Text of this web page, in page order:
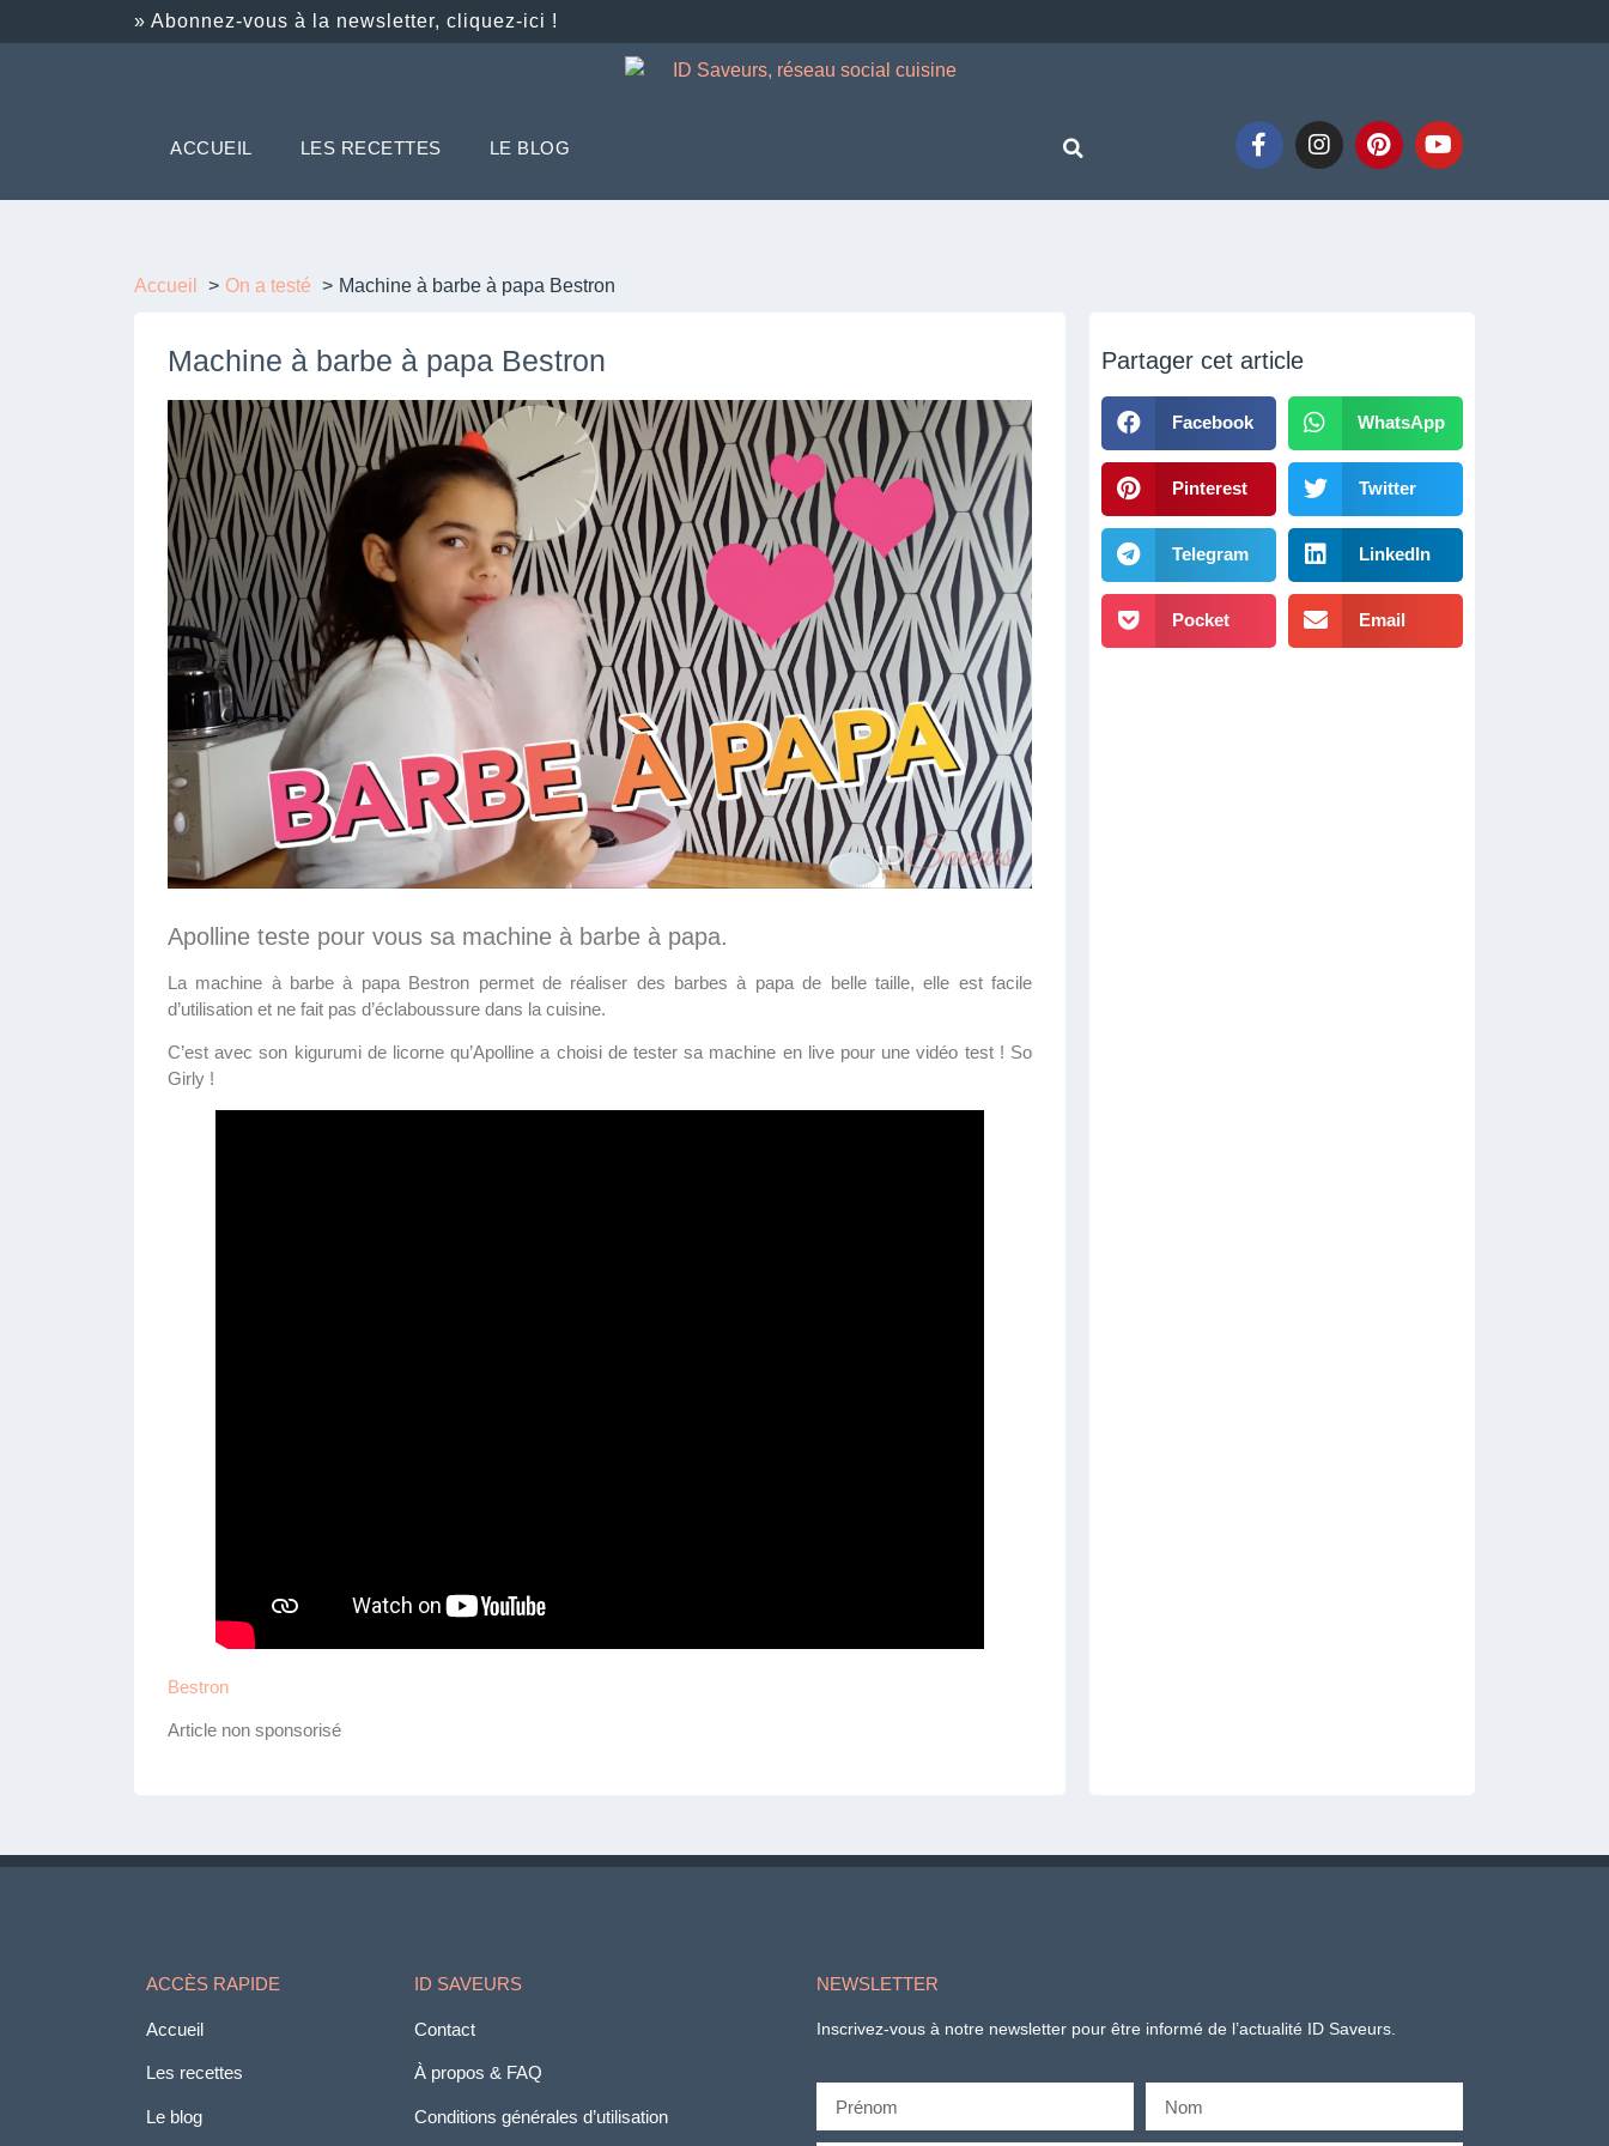
» Abonnez-vous à la newsletter, cliquez-ici !
ACCUEIL LES RECETTES LE BLOG
Accueil On a testé Machine à barbe à papa Bestron
Machine à barbe à papa Bestron
Apolline teste pour vous sa machine à barbe à papa.
La machine à barbe à papa Bestron permet de réaliser des barbes à papa de belle taille, elle est facile
d’utilisation et ne fait pas d’éclaboussure dans la cuisine.
C’est avec son kigurumi de licorne qu’Apolline a choisi de tester sa machine en live pour une vidéo test ! So
Girly !
Bestron
Article non sponsorisé
Partager cet article
Facebook WhatsApp
Pinterest Twitter
Telegram LinkedIn
Pocket Email
ACCÈS RAPIDE
Accueil
Les recettes
Le blog
ID SAVEURS
Contact
À propos & FAQ
Conditions générales d’utilisation
NEWSLETTER
Inscrivez-vous à notre newsletter pour être informé de l’actualité ID Saveurs.